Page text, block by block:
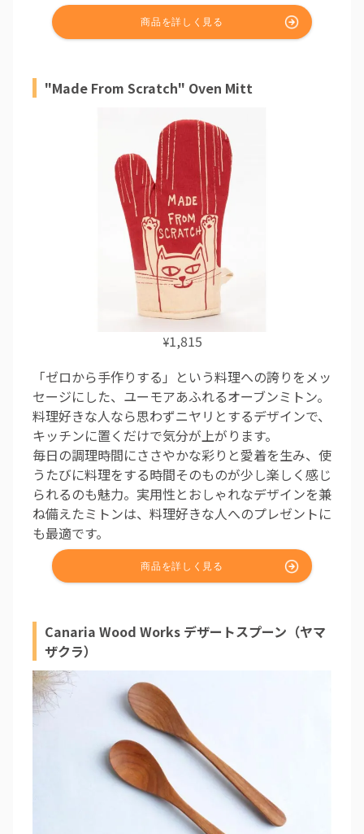
"Made From Scratch" Oven Mitt
¥1,815
「ゼロから手作りする」という料理への誇りをメッ
セージにした、ユーモアあふれるオーブンミトン。
料理好きな人なら思わずニヤリとするデザインで、
キッチンに置くだけで気分が上がります。
毎日の調理時間にささやかな彩りと愛着を生み、使
うたびに料理をする時間そのものが少し楽しく感じ
られるのも魅力。実用性とおしゃれなデザインを兼
ね備えたミトンは、料理好きな人へのプレゼントに
も最適です。
Canaria Wood Works デザートスプーン（ヤマ
ザクラ）